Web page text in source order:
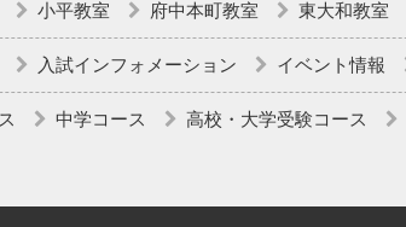
小平教室 府中本町教室 東大和教室
入試インフォメーション イベント情報
中学コース 高校・大学受験コース